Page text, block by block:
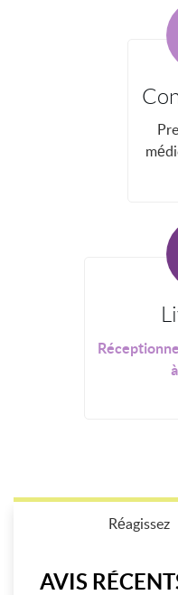
AVIS
Réagissez